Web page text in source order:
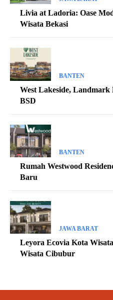
Livia at Ladoria: Oase
Wisata Bekasi
BANTEN
West Lakeside,
BSD
BANTEN
Rumah Westwood
Baru
JAWA BARAT
Leyora Ecovia Kota
Wisata Cibubur